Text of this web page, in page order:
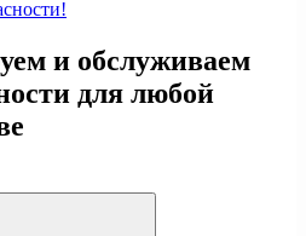
и обслуживаем
для любой